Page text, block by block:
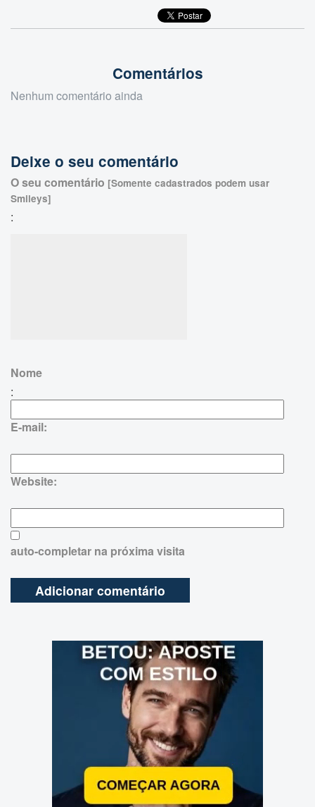
Comentários
Nenhum comentário ainda
Deixe o seu comentário
O seu comentário [Somente cadastrados podem usar
Smileys]
:
Nome
:
E-mail:
Website:
auto-completar na próxima visita